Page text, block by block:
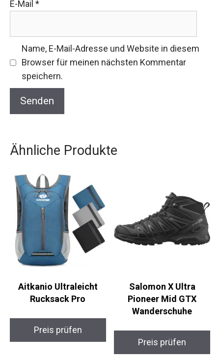
E-Mail *
Name, E-Mail-Adresse und Website in diesem
Browser für meinen nächsten Kommentar
speichern.
Ähnliche Produkte
Aitkanio Ultraleicht
Rucksack Pro
Preis prüfen
Salomon X Ultra
Pioneer Mid GTX
Wanderschuhe
Preis prüfen